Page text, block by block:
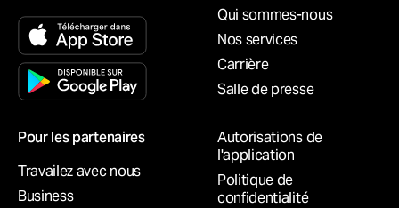
Qui sommes-nous
Nos services
Carrière
Salle de presse
Pour les partenaires
Travailez avec nous
Business
Autorisations de
l'application
Politique de
confidentialité